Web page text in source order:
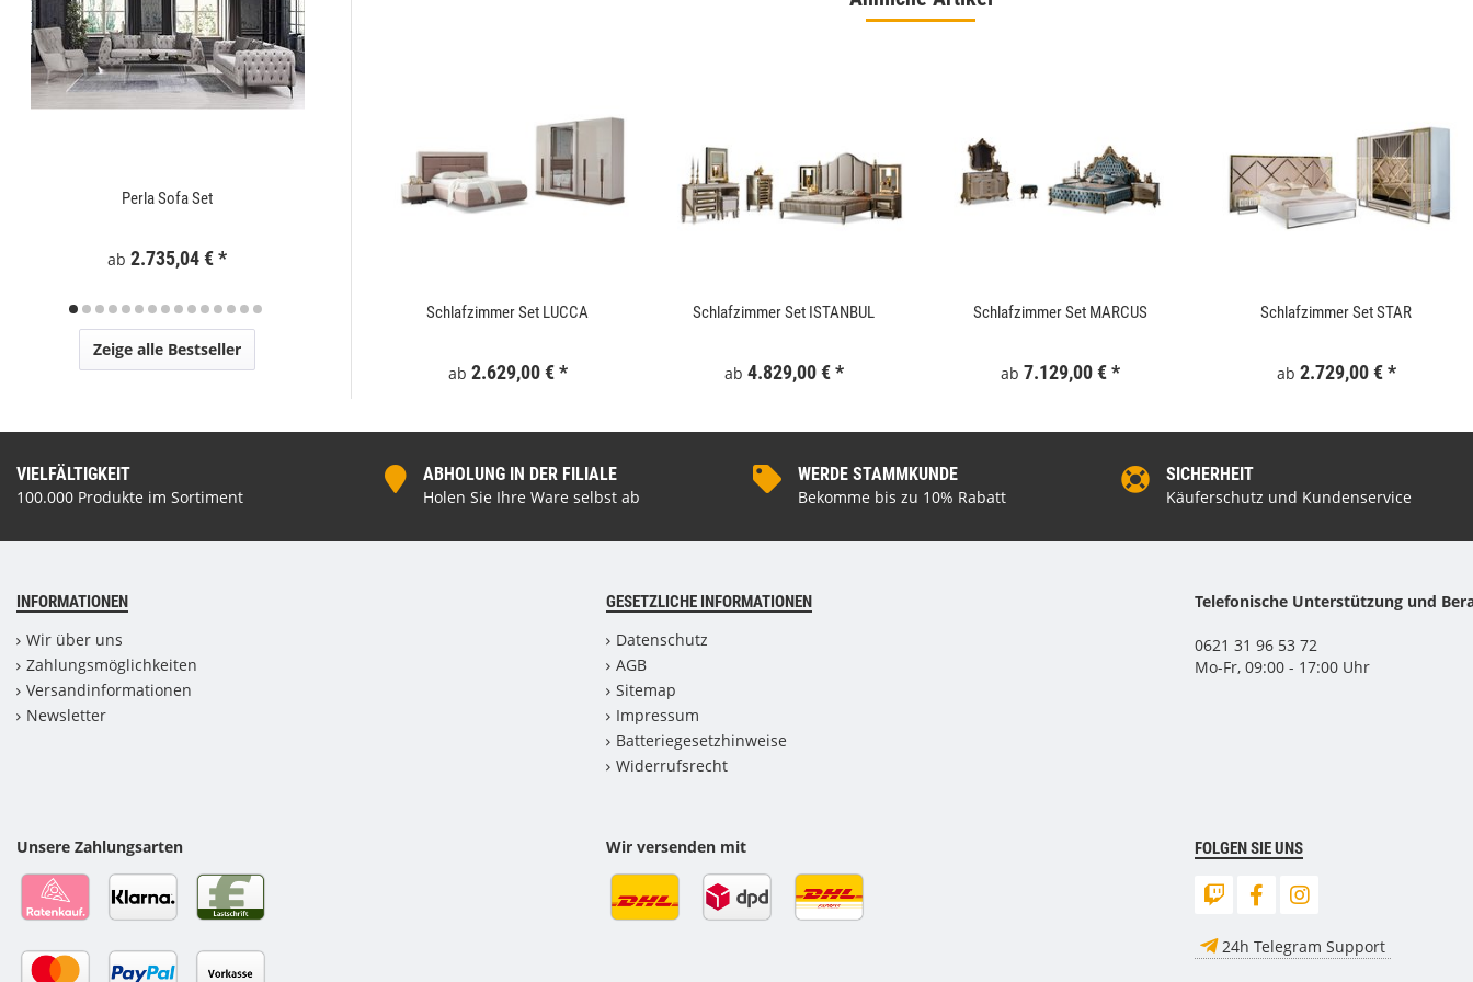
Mostar Sofa Set
ab2.729,00 €
Schlafzimmer Set LUCCA
ab 2.629,00 € *
Schlafzimmer Set ISTANBUL
ab 4.829,00 € *
Schlafzimmer Set MARCUS
ab 7.129,00 € *
Schlafzimmer Set STAR
ab 2.729,00 € *
Perla Sofa Set
ab 2.735,04 €*
Zaunelement WPC 180x186 cm Schwarz
WallArt 3D-Wandpaneele Tetris 12 Stk. GA-
WA16
Gartentor WPC 100x180 cm Grau
Keramik
Zeige alle Bestseller
VIELFÄLTIGKEIT
100.000 Produkte im Sortiment
ABHOLUNG IN DER FILIALE
Holen Sie Ihre Ware selbst ab
WERDE STAMMKUNDE
Bekomme bis zu 10% Rabatt
SICHERHEIT
Käuferschutz und Kundenservice
INFORMATIONEN
Wir über uns
Zahlungsmöglichkeiten
Versandinformationen
Newsletter
GESETZLICHE INFORMATIONEN
Datenschutz
AGB
Sitemap
Impressum
Batteriegesetzhinweise
Widerrufsrecht
Telefonische Unterstützung und
0621 31 96 53 72
Mo-Fr, 09:00 - 17:00 Uhr
Unsere Zahlungsarten Wir versenden mit FOLGEN SIE UNS
24h Telegram Support